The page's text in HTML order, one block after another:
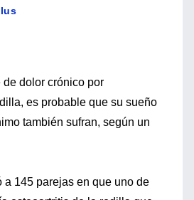
de dolor crónico por
es probable que su sueño
también sufran, según un
a 145 parejas en que uno de